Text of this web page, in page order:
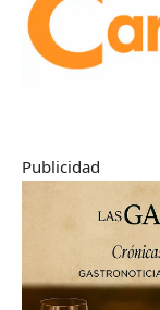
Publicidad